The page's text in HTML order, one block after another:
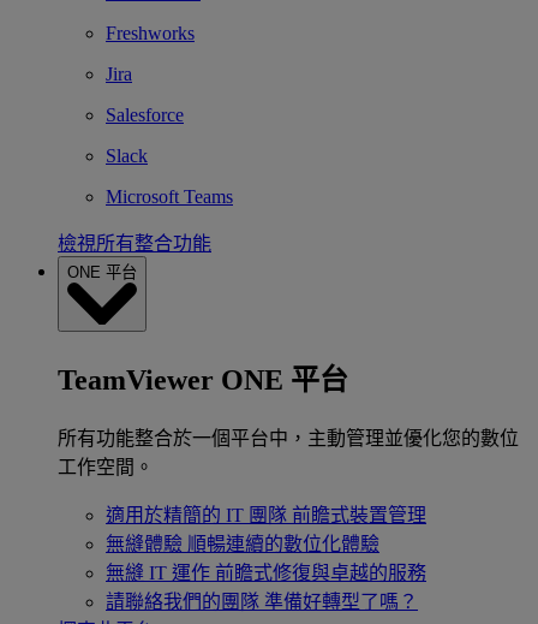
Freshworks
Jira
Salesforce
Slack
Microsoft Teams
檢視所有整合功能
ONE 平台
TeamViewer ONE 平台
所有功能整合於一個平台中，主動管理並優化您的數位
工作空間。
適用於精簡的 IT 團隊 前瞻式裝置管理
無縫體驗 順暢連續的數位化體驗
無縫 IT 運作 前瞻式修復與卓越的服務
請聯絡我們的團隊 準備好轉型了嗎？